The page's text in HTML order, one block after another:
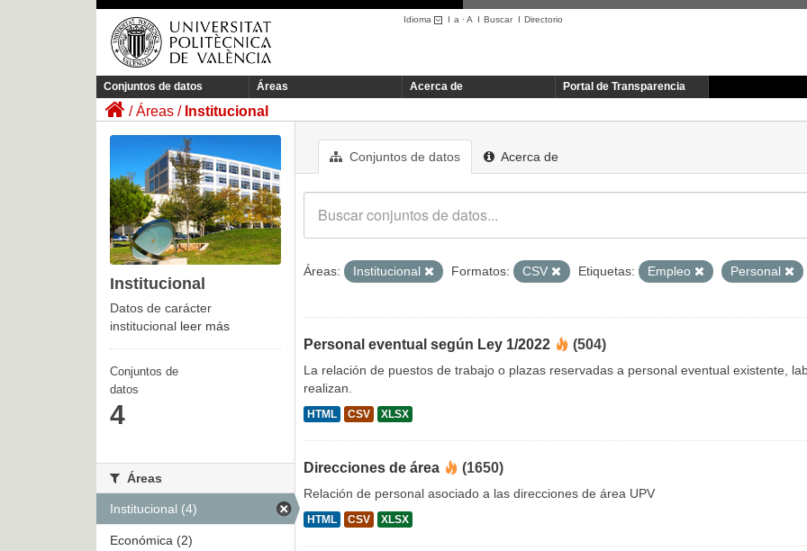
Idioma I a ·A I BuscarI Directorio
Conjuntos de datos Áreas Acerca de Portal de Transparencia
Áreas Institucional
Conjuntos de datos Acerca de
Áreas: Institucional Formatos: CSV Etiquetas: Empleo Personal
Personal eventual según Ley 1/2022 (504)
La relación de puestos de trabajo o plazas reservadas a personal eventual existente,
realizan.
HTML CSV XLSX
Direcciones de área (1650)
Relación de personal asociado a las direcciones de área UPV
HTML CSV XLSX
Institucional
Datos de carácter
institucional leer más
Conjuntos de
datos
4
Áreas
Institucional (4)
Económica (2)